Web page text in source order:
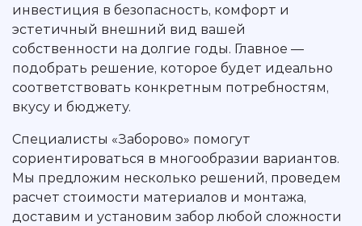
инвестиция в безопасность, комфорт и
эстетичный внешний вид вашей
собственности на долгие годы. Главное —
подобрать решение, которое будет идеально
соответствовать конкретным потребностям,
вкусу и бюджету.
Специалисты «Заборово» помогут
сориентироваться в многообразии вариантов.
Мы предложим несколько решений, проведем
расчет стоимости материалов и монтажа,
доставим и установим забор любой сложности